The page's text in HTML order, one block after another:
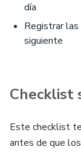
día
Registrar
siguiente
Checklist
Este checklist
antes de que